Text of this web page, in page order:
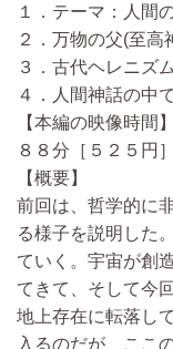
１．テーマ：人間
２．万物の父(至
３．古代ヘレニズ
４．人間神話の中
【本編の映像時間】
８８分［５２５円］
【概要】
前回は、哲学的に
る様子を説明した
ていく。宇宙が創
てきて、そして今
地上存在に転落し
入るのだが、ここ